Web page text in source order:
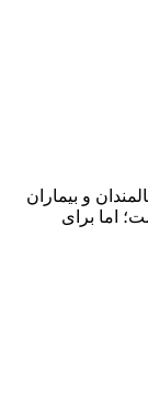
و بیماران
اما برای